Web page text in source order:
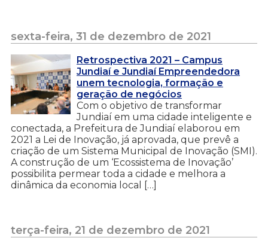
sexta-feira, 31 de dezembro de 2021
Retrospectiva 2021 – Campus
Jundiaí e Jundiaí Empreendedora
unem tecnologia, formação e
geração de negócios
Com o objetivo de transformar
Jundiaí em uma cidade inteligente e
conectada, a Prefeitura de Jundiaí elaborou em
2021 a Lei de Inovação, já aprovada, que prevê a
criação de um Sistema Municipal de Inovação (SMI).
A construção de um ‘Ecossistema de Inovação’
possibilita permear toda a cidade e melhora a
dinâmica da economia local […]
terça-feira, 21 de dezembro de 2021